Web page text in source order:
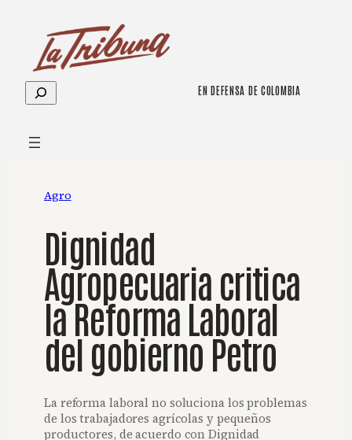
contenido
Buscar EN DEFENSA DE COLOMBIA
Agro
Dignidad
Agropecuaria critica
la Reforma Laboral
del gobierno Petro
La reforma laboral no soluciona los problemas
de los trabajadores agrícolas y pequeños
productores, de acuerdo con Dignidad